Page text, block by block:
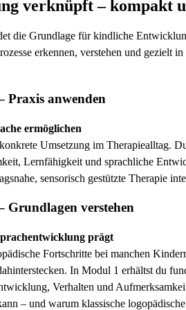
verknüpft – kompakt
die Grundlage für kindliche
erkennen, verstehen und
Praxis anwenden
ermöglichen
Umsetzung im Therapiealltag.
Lernfähigkeit und sprachliche
sensorisch gestützte Therapie
verstehen
prägt
Fortschritte bei manchen
In Modul 1 erhältst du
Verhalten und
– und warum klassische